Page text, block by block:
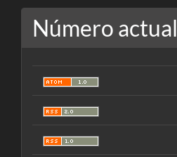
Número actual